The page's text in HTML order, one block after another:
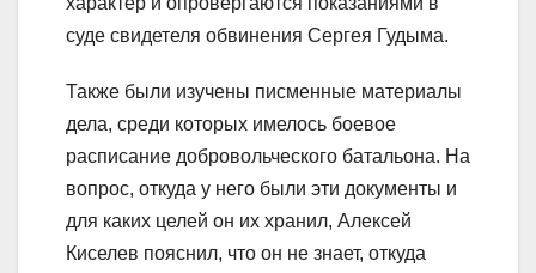
суде свидетеля обвинения Сергея Гудыма.
Также были изучены писменные материалы
дела, среди которых имелось боевое
расписание добровольческого батальона. На
вопрос, откуда у него были эти документы и
для каких целей он их хранил, Алексей
Киселев пояснил, что он не знает, откуда